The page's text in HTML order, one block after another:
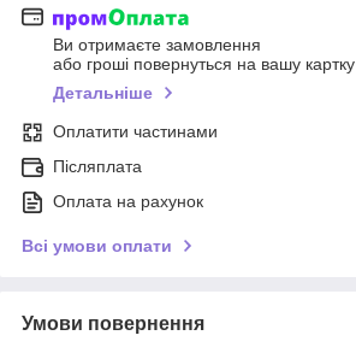
Ви отримаєте замовлення
або гроші повернуться на вашу картку
Детальніше
Оплатити частинами
Післяплата
Оплата на рахунок
Всі умови оплати
Умови повернення